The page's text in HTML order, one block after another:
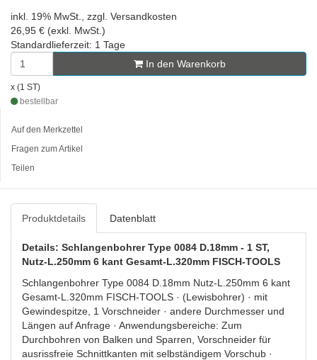
inkl. 19% MwSt., zzgl. Versandkosten
26,95 € (exkl. MwSt.)
Standardlieferzeit: 1 Tage
In den Warenkorb
x (1 ST)
bestellbar
Auf den Merkzettel
Fragen zum Artikel
Teilen
Produktdetails Datenblatt
Details: Schlangenbohrer Type 0084 D.18mm - 1 ST,
Nutz-L.250mm 6 kant Gesamt-L.320mm FISCH-TOOLS
Schlangenbohrer Type 0084 D.18mm Nutz-L.250mm 6 kant
Gesamt-L.320mm FISCH-TOOLS · (Lewisbohrer) · mit
Gewindespitze, 1 Vorschneider · andere Durchmesser und
Längen auf Anfrage · Anwendungsbereiche: Zum
Durchbohren von Balken und Sparren, Vorschneider für
ausrissfreie Schnittkanten mit selbständigem Vorschub ·